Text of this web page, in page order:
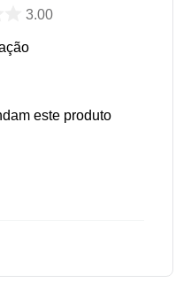
3.00
este produto